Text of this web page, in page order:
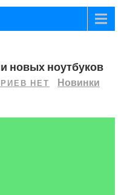
новых ноутбуков
НЕТ
Новинки